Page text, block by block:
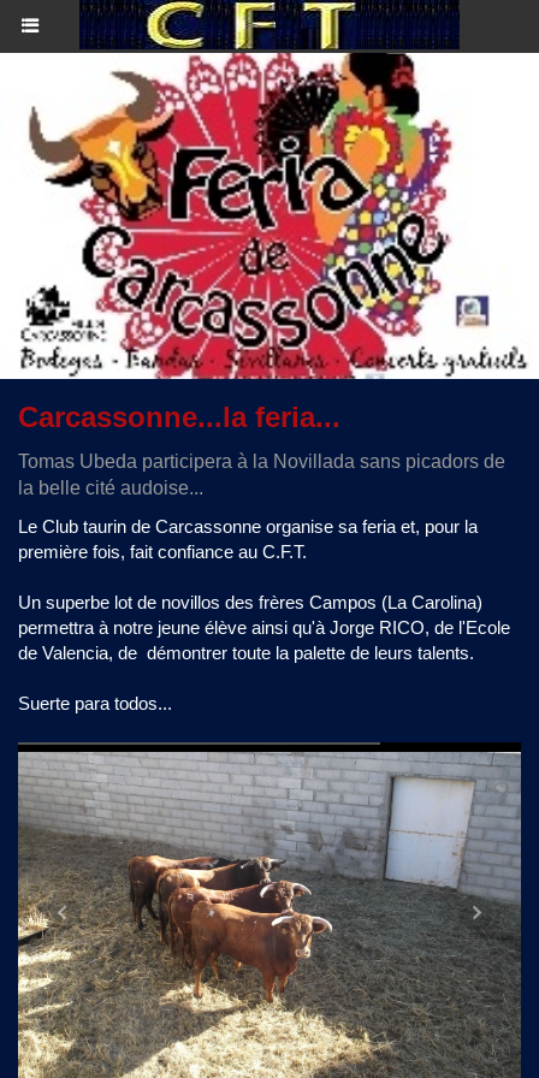
Carcassonne...la feria...
Tomas Ubeda participera à la Novillada sans picadors de
la belle cité audoise...
Le Club taurin de Carcassonne organise sa feria et, pour la
première fois, fait confiance au C.F.T.
Un superbe lot de novillos des frères Campos (La Carolina)
permettra à notre jeune élève ainsi qu'à Jorge RICO, de l'Ecole
de Valencia, de démontrer toute la palette de leurs talents.
Suerte para todos...